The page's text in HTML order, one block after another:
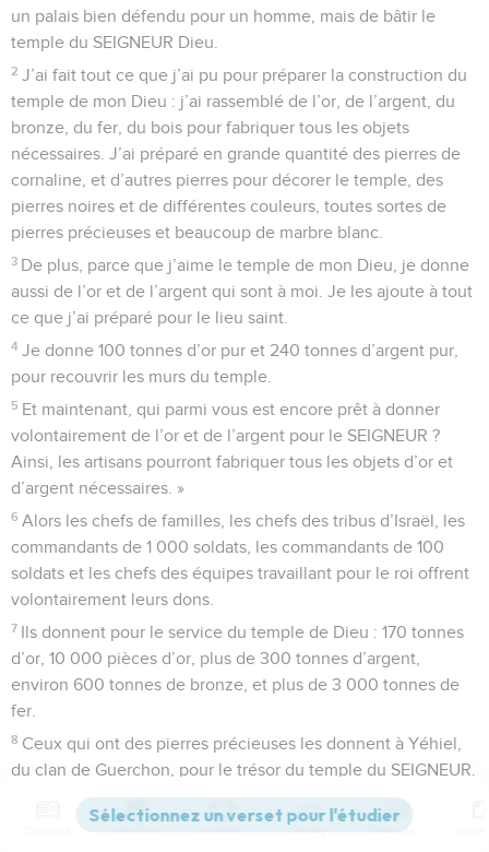
un palais bien défendu pour un homme, mais de bâtir le
temple du SEIGNEUR Dieu.
2 J’ai fait tout ce que j’ai pu pour préparer la construction du
temple de mon Dieu : j’ai rassemblé de l’or, de l’argent, du
bronze, du fer, du bois pour fabriquer tous les objets
nécessaires. J’ai préparé en grande quantité des pierres de
cornaline, et d’autres pierres pour décorer le temple, des
pierres noires et de différentes couleurs, toutes sortes de
pierres précieuses et beaucoup de marbre blanc.
3 De plus, parce que j’aime le temple de mon Dieu, je donne
aussi de l’or et de l’argent qui sont à moi. Je les ajoute à tout
ce que j’ai préparé pour le lieu saint.
4 Je donne 100 tonnes d’or pur et 240 tonnes d’argent pur,
pour recouvrir les murs du temple.
5 Et maintenant, qui parmi vous est encore prêt à donner
volontairement de l’or et de l’argent pour le SEIGNEUR ?
Ainsi, les artisans pourront fabriquer tous les objets d’or et
d’argent nécessaires. »
6 Alors les chefs de familles, les chefs des tribus d’Israël, les
commandants de 1 000 soldats, les commandants de 100
soldats et les chefs des équipes travaillant pour le roi offrent
volontairement leurs dons.
7 Ils donnent pour le service du temple de Dieu : 170 tonnes
d’or, 10 000 pièces d’or, plus de 300 tonnes d’argent,
environ 600 tonnes de bronze, et plus de 3 000 tonnes de
fer.
8 Ceux qui ont des pierres précieuses les donnent à Yéhiel,
du clan de Guerchon, pour le trésor du temple du SEIGNEUR.
Tous ces gens offrent de bon cœur leurs biens pour le
SEIGNEUR, et ils sont dans la joie. Le roi David aussi est
Versions Commentaires Strong